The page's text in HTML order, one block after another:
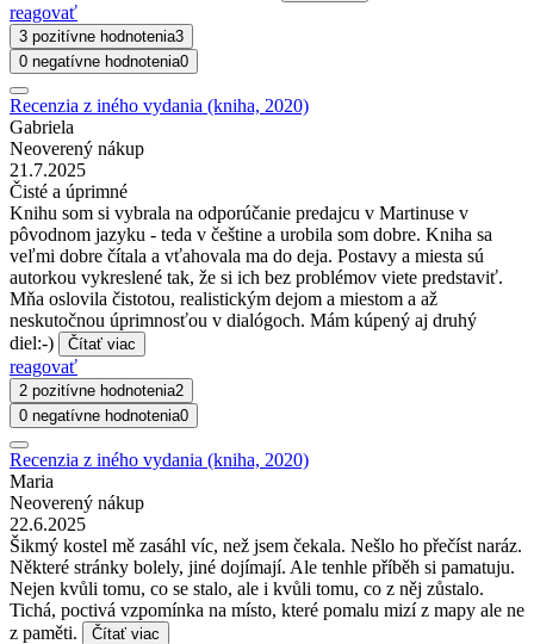
reagovať
3 pozitívne hodnotenia3
0 negatívne hodnotenia0
Recenzia z iného vydania (kniha, 2020)
Gabriela
Neoverený nákup
21.7.2025
Čisté a úprimné
Knihu som si vybrala na odporúčanie predajcu v Martinuse v
pôvodnom jazyku - teda v češtine a urobila som dobre. Kniha sa
veľmi dobre čítala a vťahovala ma do deja. Postavy a miesta sú
autorkou vykreslené tak, že si ich bez problémov viete predstaviť.
Mňa oslovila čistotou, realistickým dejom a miestom a až
neskutočnou úprimnosťou v dialógoch. Mám kúpený aj druhý
diel:-)
Čítať viac
reagovať
2 pozitívne hodnotenia2
0 negatívne hodnotenia0
Recenzia z iného vydania (kniha, 2020)
Maria
Neoverený nákup
22.6.2025
Šikmý kostel mě zasáhl víc, než jsem čekala. Nešlo ho přečíst naráz.
Některé stránky bolely, jiné dojímají. Ale tenhle příběh si pamatuju.
Nejen kvůli tomu, co se stalo, ale i kvůli tomu, co z něj zůstalo.
Tichá, poctivá vzpomínka na místo, které pomalu mizí z mapy ale ne
z paměti.
Čítať viac